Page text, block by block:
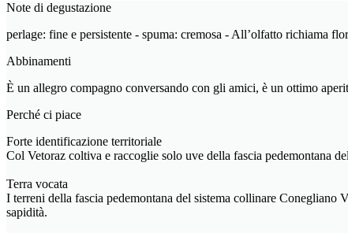
Note di degustazione
perlage: fine e persistente - spuma: cremosa - All’olfatto richiama
Abbinamenti
È un allegro compagno conversando con gli amici, è un ottimo
Perché ci piace
Forte identificazione territoriale
Col Vetoraz coltiva e raccoglie solo uve della fascia pedemontana
Terra vocata
I terreni della fascia pedemontana del sistema collinare
sapidità.